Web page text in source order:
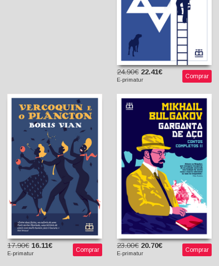
24.90€ 22.41€
E-primatur Comprar
Vercoquin e o Plâncton
Boris Vian
Manuel de Freitas
(Tradutor)
17.90€ 16.11€
E-primatur Comprar
Garganta de Aço - Contos
Completos, Vol. II
Mikhail Bulgakov
Larissa Shotropa
(tradutora)
23.00€ 20.70€
E-primatur Comprar